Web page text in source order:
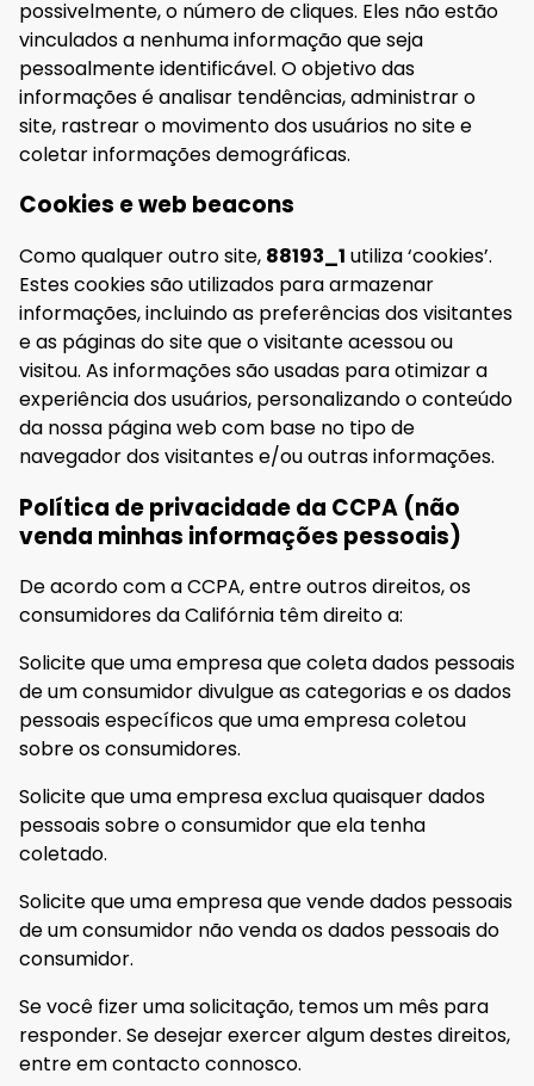
possivelmente, o número de cliques. Eles não estão
vinculados a nenhuma informação que seja
pessoalmente identificável. O objetivo das
informações é analisar tendências, administrar o
site, rastrear o movimento dos usuários no site e
coletar informações demográficas.
Cookies e web beacons
Como qualquer outro site, 88193_1 utiliza ‘cookies’.
Estes cookies são utilizados para armazenar
informações, incluindo as preferências dos visitantes
e as páginas do site que o visitante acessou ou
visitou. As informações são usadas para otimizar a
experiência dos usuários, personalizando o conteúdo
da nossa página web com base no tipo de
navegador dos visitantes e/ou outras informações.
Política de privacidade da CCPA (não
venda minhas informações pessoais)
De acordo com a CCPA, entre outros direitos, os
consumidores da Califórnia têm direito a:
Solicite que uma empresa que coleta dados pessoais
de um consumidor divulgue as categorias e os dados
pessoais específicos que uma empresa coletou
sobre os consumidores.
Solicite que uma empresa exclua quaisquer dados
pessoais sobre o consumidor que ela tenha
coletado.
Solicite que uma empresa que vende dados pessoais
de um consumidor não venda os dados pessoais do
consumidor.
Se você fizer uma solicitação, temos um mês para
responder. Se desejar exercer algum destes direitos,
entre em contacto connosco.